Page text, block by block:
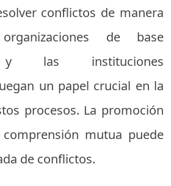
conflictos de manera
de base
y las instituciones
un papel crucial en la
procesos. La promoción
mutua puede
de conflictos.